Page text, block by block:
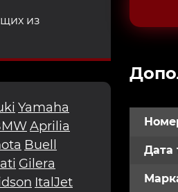
из
Yamaha
Aprilia
Buell
Gilera
ItalJet
Дата